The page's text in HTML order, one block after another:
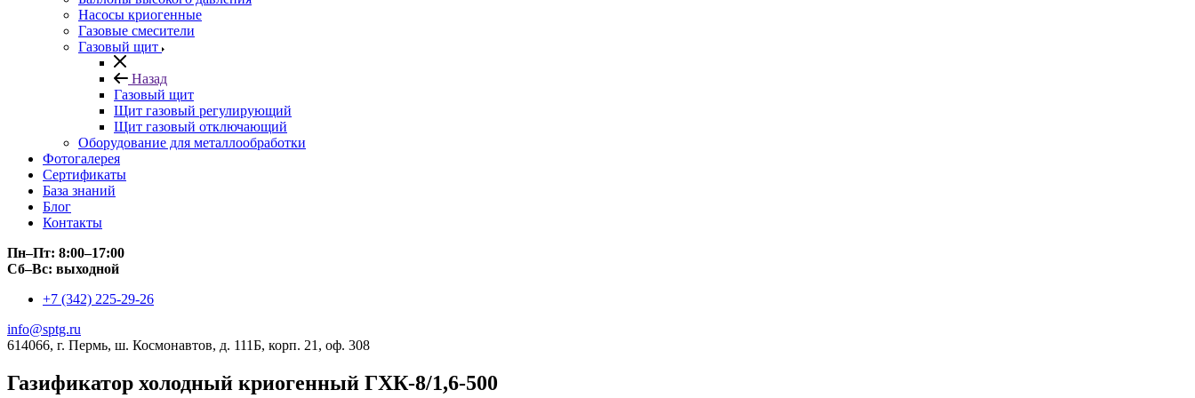
Насосы криогенные
Газовые смесители
Газовый щит
Назад
Газовый щит
Щит газовый регулирующий
Щит газовый отключающий
Оборудование для металлообработки
Фотогалерея
Сертификаты
База знаний
Блог
Контакты
Пн–Пт: 8:00–17:00
Сб–Вс: выходной
+7 (342) 225-29-26
info@sptg.ru
614066, г. Пермь, ш. Космонавтов, д. 111Б, корп. 21, оф. 308
Газификатор холодный криогенный ГХК-8/1,6-500